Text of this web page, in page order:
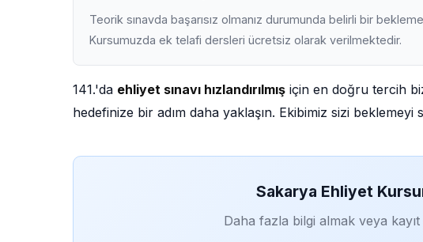
Teorik sınavda başarısız olmanız durumunda belirli bir
Kursumuzda ek telafi dersleri ücretsiz olarak verilmektedir.
141.'da ehliyet sınavı hızlandırılmış için en doğru tercih
hedefinize bir adım daha yaklaşın. Ekibimiz sizi beklemeyi
Sakarya Ehliyet
Daha fazla bilgi almak veya